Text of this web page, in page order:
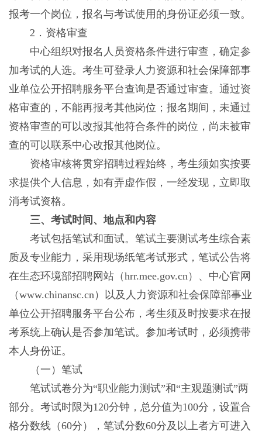
报考一个岗位，报名与考试使用的身份证必须一致。
2．资格审查
中心组织对报名人员资格条件进行审查，确定参
加考试的人选。考生可登录人力资源和社会保障部事
业单位公开招聘服务平台查询是否通过审查。通过资
格审查的，不能再报考其他岗位；报名期间，未通过
资格审查的可以改报其他符合条件的岗位，尚未被审
查的可以联系中心改报其他岗位。
资格审核将贯穿招聘过程始终，考生须如实按要
求提供个人信息，如有弄虚作假，一经发现，立即取
消考试资格。
三、考试时间、地点和内容
考试包括笔试和面试。笔试主要测试考生综合素
质及专业能力，采用现场纸笔考试形式，笔试公告将
在生态环境部招聘网站（hrr.mee.gov.cn）、中心官网
（www.chinansc.cn）以及人力资源和社会保障部事业
单位公开招聘服务平台公布，考生须及时按要求在报
考系统上确认是否参加笔试。参加考试时，必须携带
本人身份证。
（一）笔试
笔试试卷分为“职业能力测试”和“主观题测试”两
部分。考试时限为120分钟，总分值为100分，设置合
格分数线（60分），笔试分数60分及以上者方可进入